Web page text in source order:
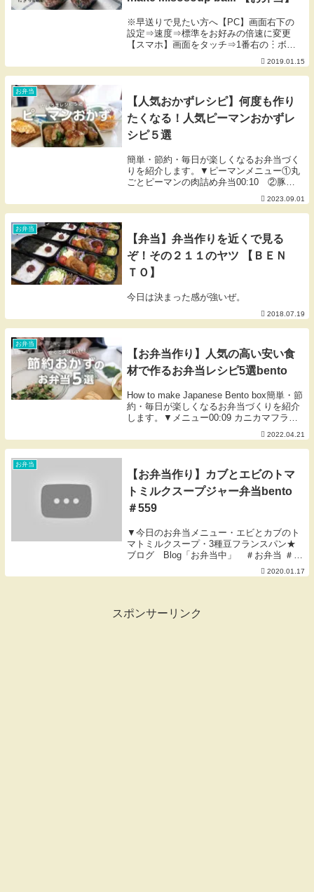
※早送りで見たい方へ【PC】画面右下の
設定⇒速度⇒標準をお好みの倍速に変更
【スマホ】画面をタッチ⇒1番右の︙ボタ
ンをタッチ⇒再生速度今日は冬のお弁当の
汁物にピッタリの味噌玉を作ります！お湯
を注いで混ぜるだけで、即席味噌汁ができ
2019.01.15
お弁当
【人気おかずレシピ】何度も作り
たくなる！人気ピーマンおかずレ
シピ５選
簡単・節約・毎日が楽しくなるお弁当づく
りを紹介します。▼ピーマンメニュー①丸
ごとピーマンの肉詰め弁当00:10 ②豚こ
まピーマンつくね03:24 ③ピーマン厚揚
げの豚バラ巻き06:36 ④ピーマンとひき
肉の炒めもの10:22 ⑤豚こまとピー...
2023.09.01
お弁当
【弁当】弁当作りを近くで見る
ぞ！その２１１のヤツ 【ＢＥＮ
ＴＯ】
今日は決まった感が強いぜ。
2018.07.19
お弁当
【お弁当作り】人気の高い安い食
材で作るお弁当レシピ5選bento
How to make Japanese Bento box簡単・節
約・毎日が楽しくなるお弁当づくりを紹介
します。▼メニュー00:09 カニカマフライ
弁当03:11 チーズin竹輪の肉巻き06:16 鶏む
ね肉のしそチーズチキンカツ09:21...
2022.04.21
お弁当
【お弁当作り】カブとエビのトマ
トミルクスープジャー弁当bento
＃559
▼今日のお弁当メニュー・エビとカブのト
マトミルクスープ・3種豆フランスパン★
ブログ Blog「お弁当中」 ＃お弁当 ＃ス
ープジャー ＃トマトミルク----------------------
-------------------------...
2020.01.17
スポンサーリンク